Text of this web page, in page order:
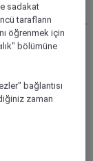
sadakat
tarafların
öğrenmek için
bölümüne
bağlantısı
zaman